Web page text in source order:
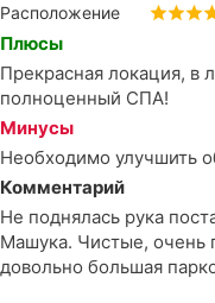
Расположение
Плюсы
Прекрасная локация, в
полноценный СПА!
Минусы
Необходимо улучшить
Комментарий
Не поднялась рука
Машука. Чистые, очень
довольно большая